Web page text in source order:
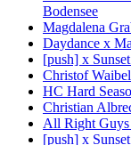
Bodensee
Magdalena
Daydance x
[push] x
Christof Waibel
HC Hard
Christian
All Right Guys
[push] x